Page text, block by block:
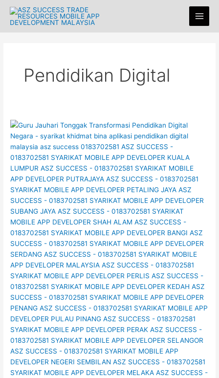
content
Main
Pendidikan Digital
Guru
Jauhari
Tonggak
Transformasi
Pendidikan
Digital
Negara